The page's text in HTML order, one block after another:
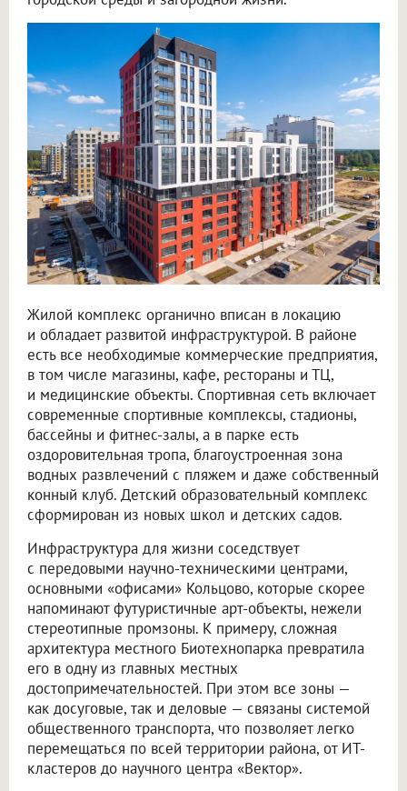
Жилой комплекс органично вписан в локацию
и обладает развитой инфраструктурой. В районе
есть все необходимые коммерческие предприятия,
в том числе магазины, кафе, рестораны и ТЦ,
и медицинские объекты. Спортивная сеть включает
современные спортивные комплексы, стадионы,
бассейны и фитнес-залы, а в парке есть
оздоровительная тропа, благоустроенная зона
водных развлечений с пляжем и даже собственный
конный клуб. Детский образовательный комплекс
сформирован из новых школ и детских садов.
Инфраструктура для жизни соседствует
с передовыми научно-техническими центрами,
основными «офисами» Кольцово, которые скорее
напоминают футуристичные арт-объекты, нежели
стереотипные промзоны. К примеру, сложная
архитектура местного Биотехнопарка превратила
его в одну из главных местных
достопримечательностей. При этом все зоны —
как досуговые, так и деловые — связаны системой
общественного транспорта, что позволяет легко
перемещаться по всей территории района, от ИТ-
кластеров до научного центра «Вектор».